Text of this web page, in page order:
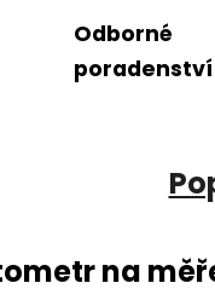
Odborné
poradenství
na